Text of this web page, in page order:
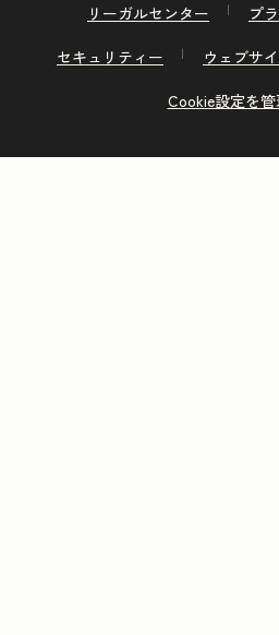
リーガルセンター
プ
セキュリティー
ウェブサ
Cookie設定を管